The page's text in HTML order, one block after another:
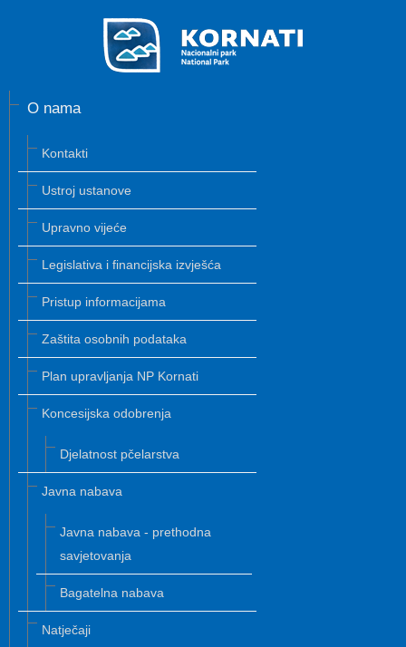
O nama
Kontakti
Ustroj ustanove
Upravno vijeće
Legislativa i financijska izvješća
Pristup informacijama
Zaštita osobnih podataka
Plan upravljanja NP Kornati
Koncesijska odobrenja
Djelatnost pčelarstva
Javna nabava
Javna nabava - prethodna
savjetovanja
Bagatelna nabava
Natječaji